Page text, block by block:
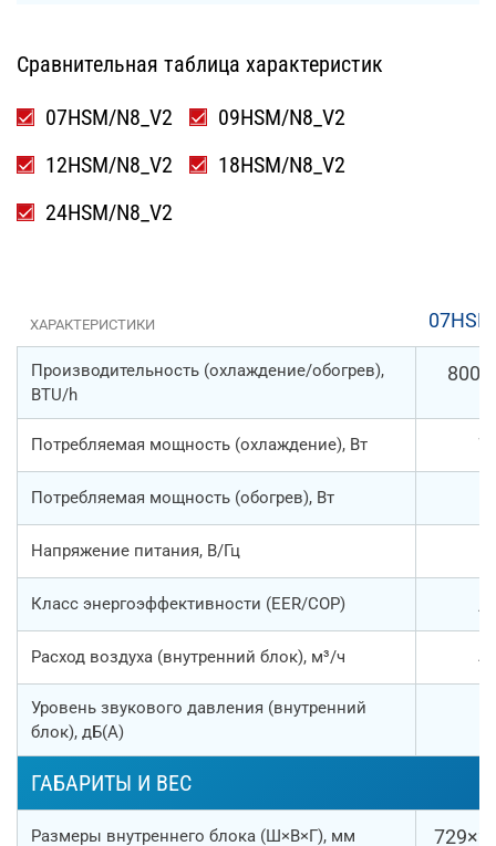
Сравнительная таблица характеристик
07HSM/N8_V2
09HSM/N8_V2
12HSM/N8_V2
18HSM/N8_V2
24HSM/N8_V2
ХАРАКТЕРИСТИКИ
Производительность (охлаждение/обогрев),
BTU/h
Потребляемая мощность (охлаждение), Вт
Потребляемая мощность (обогрев), Вт
Напряжение питания, В/Гц
Класс энергоэффективности (EER/COP)
Расход воздуха (внутренний блок), м³/ч
Уровень звукового давления (внутренний
блок), дБ(А)
ГАБАРИТЫ И ВЕС
Размеры внутреннего блока (Ш×В×Г), мм